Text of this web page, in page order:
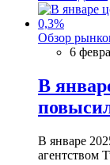
Обзор
6
В
В январе
агентством